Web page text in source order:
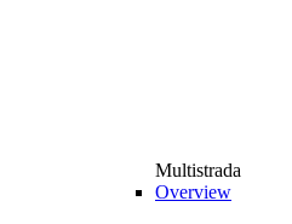
Multistrada
Overview